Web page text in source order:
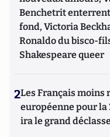
Benchetrit
fond, Victoria
Ronaldo du bisco-
Shakespeare queer
2Les Français moins
européenne pour la
ira le grand